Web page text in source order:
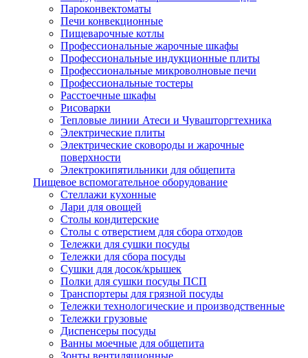
Пароконвектоматы
Печи конвекционные
Пищеварочные котлы
Профессиональные жарочные шкафы
Профессиональные индукционные плиты
Профессиональные микроволновые печи
Профессиональные тостеры
Расстоечные шкафы
Рисоварки
Тепловые линии Атеси и Чувашторгтехника
Электрические плиты
Электрические сковороды и жарочные
поверхности
Электрокипятильники для общепита
Пищевое вспомогательное оборудование
Стеллажи кухонные
Лари для овощей
Столы кондитерские
Столы с отверстием для сбора отходов
Тележки для сушки посуды
Тележки для сбора посуды
Сушки для досок/крышек
Полки для сушки посуды ПСП
Транспортеры для грязной посуды
Тележки технологические и производственные
Тележки грузовые
Диспенсеры посуды
Ванны моечные для общепита
Зонты вентиляционные